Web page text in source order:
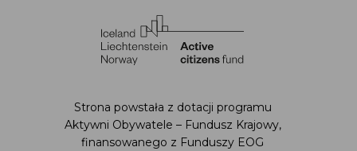
Strona powstała z dotacji programu
Aktywni Obywatele – Fundusz Krajowy,
finansowanego z Funduszy EOG